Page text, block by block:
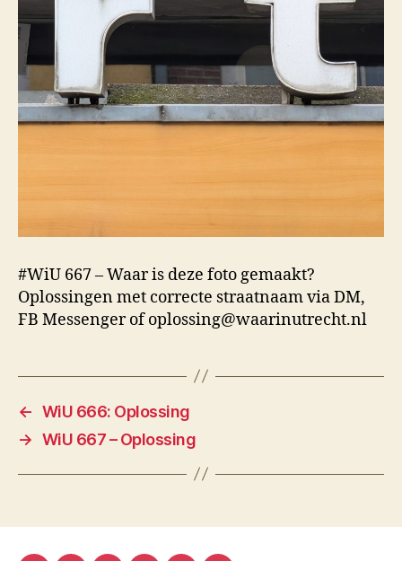
#WiU 667 – Waar is deze foto gemaakt?
Oplossingen met correcte straatnaam via DM,
FB Messenger of oplossing@waarinutrecht.nl
← WiU 666: Oplossing
→ WiU 667 – Oplossing